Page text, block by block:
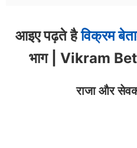
आइए पढ़ते हैविक्रम
भाग | Vikram
राजा और